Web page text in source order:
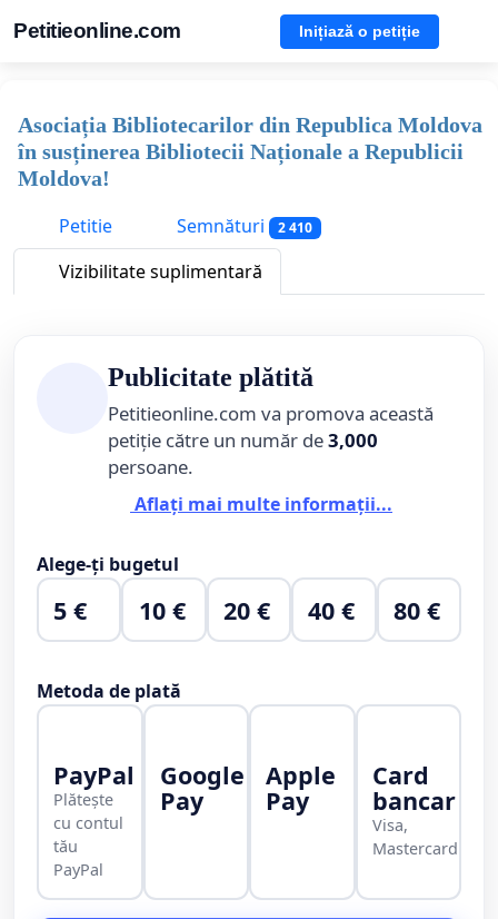
Petitieonline.com Inițiază o petiție
Asociația Bibliotecarilor din Republica Moldova
în susținerea Bibliotecii Naționale a Republicii
Moldova!
Petitie
Semnături 2 410
Vizibilitate suplimentară
Publicitate plătită
Petitieonline.com va promova această
petiție către un număr de3,000
persoane.
Aflați mai multe informații...
Alege-ți bugetul
5 € 10 € 20 € 40 € 80 €
Metoda de plată
PayPal
Plătește
cu contul
tău
PayPal
Google
Pay
Apple
Pay
Card
bancar
Visa,
Mastercard